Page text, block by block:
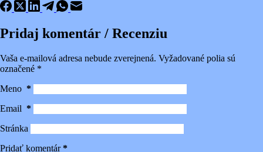
Pridaj komentár / Recenziu
Vaša e-mailová adresa nebude zverejnená. Vyžadované polia sú
označené *
Meno *
Email *
Stránka
Pridať komentár*